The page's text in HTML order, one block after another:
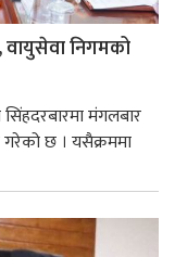
वायुसेवा निगमको
सिंहदरबारमा मंगलबार
गरेको छ । यसैक्रममा